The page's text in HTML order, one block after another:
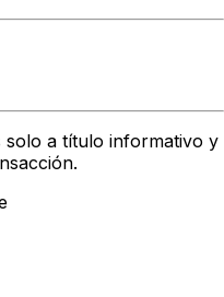
solo a título informativo y